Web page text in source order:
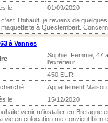
le
01/09/2020
c'est Thibault, je reviens de
à Questembert.
à Vannes
Sophie, Femme, 47
l'extérieur
450 EUR
Appartement Maison
le
15/12/2020
venir m'installer en Bretagne
vie en colocation me convient bien